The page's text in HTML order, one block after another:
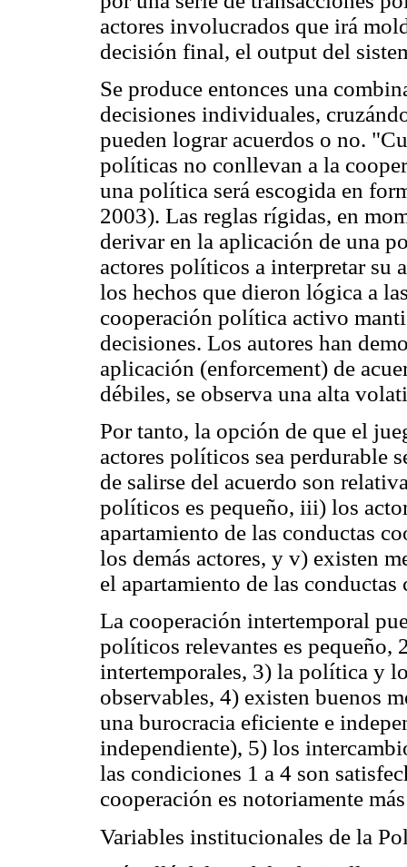
actores involucrados que irá
decisión final, el output del
Se produce entonces una
decisiones individuales,
pueden lograr acuerdos o no.
políticas no conllevan a la
una política será escogida en
2003). Las reglas rígidas, en
derivar en la aplicación de una
actores políticos a interpretar su
los hechos que dieron lógica a
cooperación política activo
decisiones. Los autores han
aplicación (enforcement) de
débiles, se observa una alta
Por tanto, la opción de que el
actores políticos sea perdurable
de salirse del acuerdo son
políticos es pequeño, iii) los
apartamiento de las conductas
los demás actores, y v) existen
el apartamiento de las conductas
La cooperación intertemporal
políticos relevantes es pequeño,
intertemporales, 3) la política y
observables, 4) existen buenos
una burocracia eficiente e
independiente), 5) los
las condiciones 1 a 4 son
cooperación es notoriamente
Variables institucionales de la